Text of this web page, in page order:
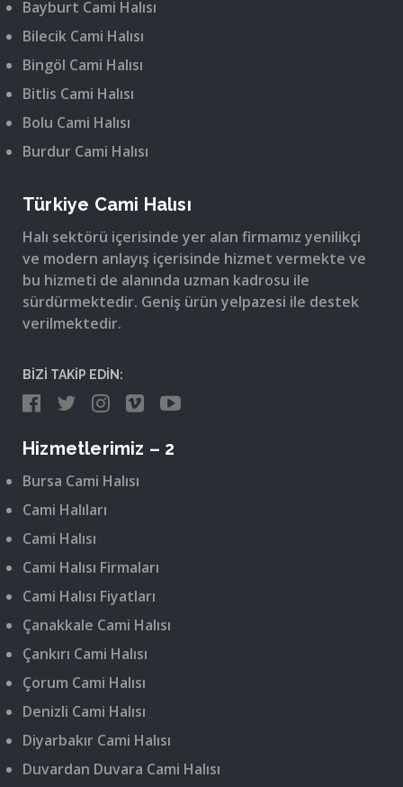
Bayburt Cami Halısı
Bilecik Cami Halısı
Bingöl Cami Halısı
Bitlis Cami Halısı
Bolu Cami Halısı
Burdur Cami Halısı
Türkiye Cami Halısı
Halı sektörü içerisinde yer alan firmamız yenilikçi
ve modern anlayış içerisinde hizmet vermekte ve
bu hizmeti de alanında uzman kadrosu ile
sürdürmektedir. Geniş ürün yelpazesi ile destek
verilmektedir.
BİZİ TAKİP EDİN:
Hizmetlerimiz – 2
Bursa Cami Halısı
Cami Halıları
Cami Halısı
Cami Halısı Firmaları
Cami Halısı Fiyatları
Çanakkale Cami Halısı
Çankırı Cami Halısı
Çorum Cami Halısı
Denizli Cami Halısı
Diyarbakır Cami Halısı
Duvardan Duvara Cami Halısı